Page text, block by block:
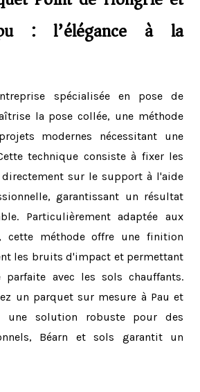
: l’élégance à la
spécialisée en pose de
la pose collée, une méthode
modernes nécessitant une
technique consiste à fixer les
sur le support à l'aide
garantissant un résultat
Particulièrement adaptée aux
cette méthode offre une finition
les bruits d'impact et permettant
avec les sols chauffants.
un parquet sur mesure à Pau et
une solution robuste pour des
Béarn et sols garantit un